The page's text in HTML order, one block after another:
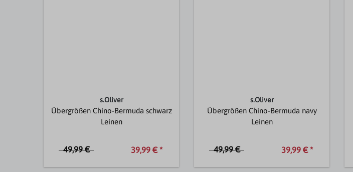
s.Oliver
Übergrößen Chino-Bermuda schwarz
Leinen
49,99 € 39,99 € *
s.Oliver
Übergrößen Chino-Bermuda navy
Leinen
49,99 € 39,99 € *